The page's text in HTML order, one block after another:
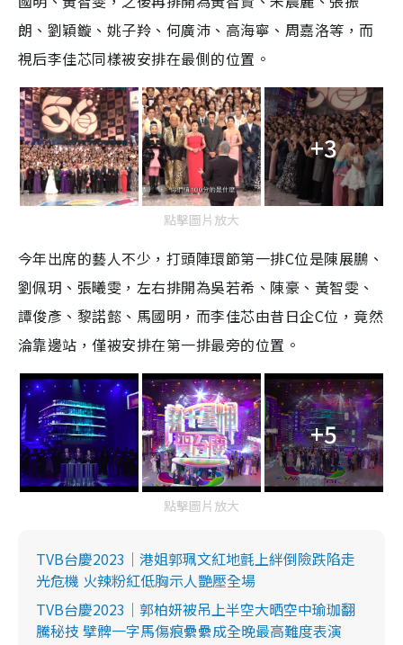
朗、劉穎鏇、姚子羚、何廣沛、高海寧、周嘉洛等，而
視后李佳芯同樣被安排在最側的位置。
+3
點擊圖片放大
今年出席的藝人不少，打頭陣環節第一排C位是陳展鵬、
劉佩玥、張曦雯，左右排開為吳若希、陳豪、黃智雯、
譚俊彥、黎諾懿、馬國明，而李佳芯由昔日企C位，竟然
淪靠邊站，僅被安排在第一排最旁的位置。
+5
點擊圖片放大
TVB台慶2023｜港姐郭珮文紅地氈上絆倒險跌陷走
光危機 火辣粉紅低胸示人艷壓全場
TVB台慶2023｜郭柏妍被吊上半空大晒空中瑜珈翻
騰秘技 擘髀一字馬傷痕纍纍成全晚最高難度表演